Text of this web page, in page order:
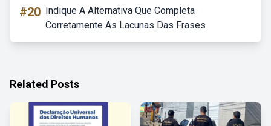
#20 Indique A Alternativa Que Completa
Corretamente As Lacunas Das Frases
Related Posts